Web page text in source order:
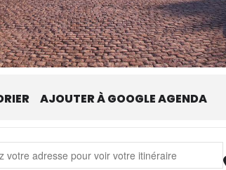
AJOUTER À GOOGLE AGENDA
Pat' Patrouille • Le Retour des Héros [hhiX00Ze5]